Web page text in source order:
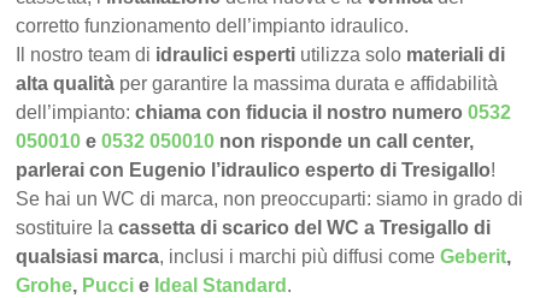
corretto funzionamento dell’impianto idraulico.
Il nostro team di idraulici esperti utilizza solo materiali di
alta qualità per garantire la massima durata e affidabilità
dell’impianto:chiama con fiducia il nostro numero0532
050010 e0532 050010 non risponde un call center,
parlerai con Eugenio l’idraulico esperto di Tresigallo!
Se hai un WC di marca, non preoccuparti: siamo in grado di
sostituire lacassetta di scarico del WC a Tresigallo di
qualsiasi marca, inclusi i marchi più diffusi comeGeberit,
Grohe, Pucci e Ideal Standard .